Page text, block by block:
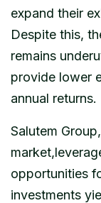
expand their
Despite this,
remains
provide lower
annual returns.
Salutem
opportunities
investments